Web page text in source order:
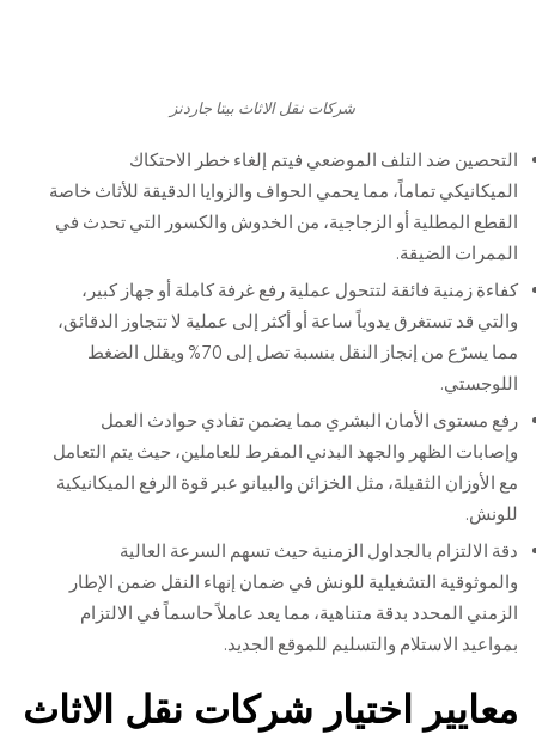
شركات نقل الاثاث بيتا جاردنز
التحصين ضد التلف الموضعي فيتم إلغاء خطر الاحتكاك
الميكانيكي تماماً، مما يحمي الحواف والزوايا الدقيقة للأثاث خاصة
القطع المطلية أو الزجاجية، من الخدوش والكسور التي تحدث في
الممرات الضيقة.
كفاءة زمنية فائقة لتتحول عملية رفع غرفة كاملة أو جهاز كبير،
والتي قد تستغرق يدوياً ساعة أو أكثر إلى عملية لا تتجاوز الدقائق،
مما يسرّع من إنجاز النقل بنسبة تصل إلى 70% ويقلل الضغط
اللوجستي.
رفع مستوى الأمان البشري مما يضمن تفادي حوادث العمل
وإصابات الظهر والجهد البدني المفرط للعاملين، حيث يتم التعامل
مع الأوزان الثقيلة، مثل الخزائن والبيانو عبر قوة الرفع الميكانيكية
للونش.
دقة الالتزام بالجداول الزمنية حيث تسهم السرعة العالية
والموثوقية التشغيلية للونش في ضمان إنهاء النقل ضمن الإطار
الزمني المحدد بدقة متناهية، مما يعد عاملاً حاسماً في الالتزام
بمواعيد الاستلام والتسليم للموقع الجديد.
معايير اختيار شركات نقل الاثاث